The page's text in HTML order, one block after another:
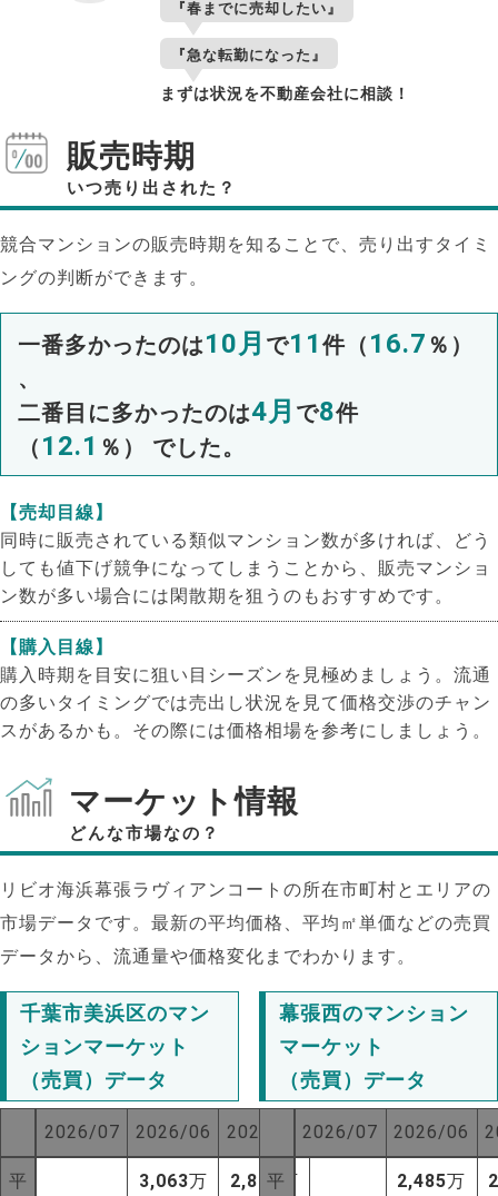
NEW!
NEW!
『春までに売却したい』
『急な転勤になった』
まずは状況を不動産会社に相談！
販売時期
いつ売り出された？
競合マンションの販売時期を知ることで、売り出すタイミ
ングの判断ができます。
一番多かったのは10月 で11 件（ 16.7 ％）
、
二番目に多かったのは4月 で8件
（ 12.1 ％） でした。
【売却目線】
同時に販売されている類似マンション数が多ければ、どう
しても値下げ競争になってしまうことから、販売マンショ
ン数が多い場合には閑散期を狙うのもおすすめです。
【購入目線】
購入時期を目安に狙い目シーズンを見極めましょう。流通
の多いタイミングでは売出し状況を見て価格交渉のチャン
スがあるかも。その際には価格相場を参考にしましょう。
マーケット情報
どんな市場なの？
リビオ海浜幕張ラヴィアンコートの所在市町村とエリアの
市場データです。最新の平均価格、平均㎡単価などの売買
データから、流通量や価格変化までわかります。
千葉市美浜区のマン
ションマーケット
（売買）データ
2026/07 2026/06 2025/07
平 3,063万 2,804万
幕張西のマンション
マーケット
（売買）データ
2026/07 2026/06
平 2,485万